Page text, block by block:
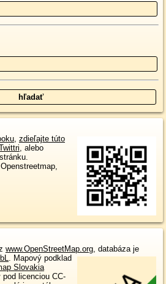
, zdieľajte túto
, alebo
www.OpenStreetMap.org, databáza je
. Mapový podklad
Slovakia
licenciou CC-